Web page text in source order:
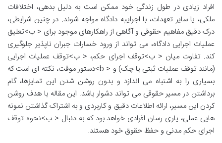
افراد زیادی در طول زندگی خود ممکن است به دلیل بدهی، اختلافات
ملکی، یا سایر تعهدات، با اجراییه دادگاه مواجه شوند. در چنین شرایطی،
درک دقیق مفاهیم حقوقی و آگاهی از راهکارهای موجود برای < ب>تعلیق
عملیات اجرایی دادگاه، می تواند از ورود خسارات جبران ناپذیر جلوگیری
کند. تفاوت میان < ب>توقف اجرای حکم، < ب>توقف عملیات اجرایی
(مانند توقف عملیات ثبتی یا چک) و < b>دستور موقت، نکته ای است که
بسیاری را به اشتباه می اندازد و بدون روشن شدن این تمایزها، گام
برداشتن در مسیر حقوقی می تواند دشوار باشد. این مقاله با هدف روشن
کردن این مسیر، ارائه اطلاعات دقیق و کاربردی و به اشتراک گذاشتن نمونه
هایی عملی، یاری رسان افرادی خواهد بود که به دنبال < ب>نحوه توقف
اجرای حکم مدنی و حفظ حقوق خود هستند.